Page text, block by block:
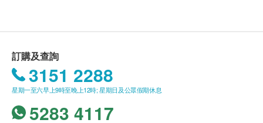
基本健康評估
身高
體重
視力測試
富樂醫療提供的檢查計劃內的影像檢查項目由同大廈
之德譽醫學影像中心提供。地址如下：
中 36 號興瑋大廈4樓全層。
訂購及查詢
3151 2288
星期一至六早上9時至晚上12時; 星期日及公眾假期休息
5283 4117